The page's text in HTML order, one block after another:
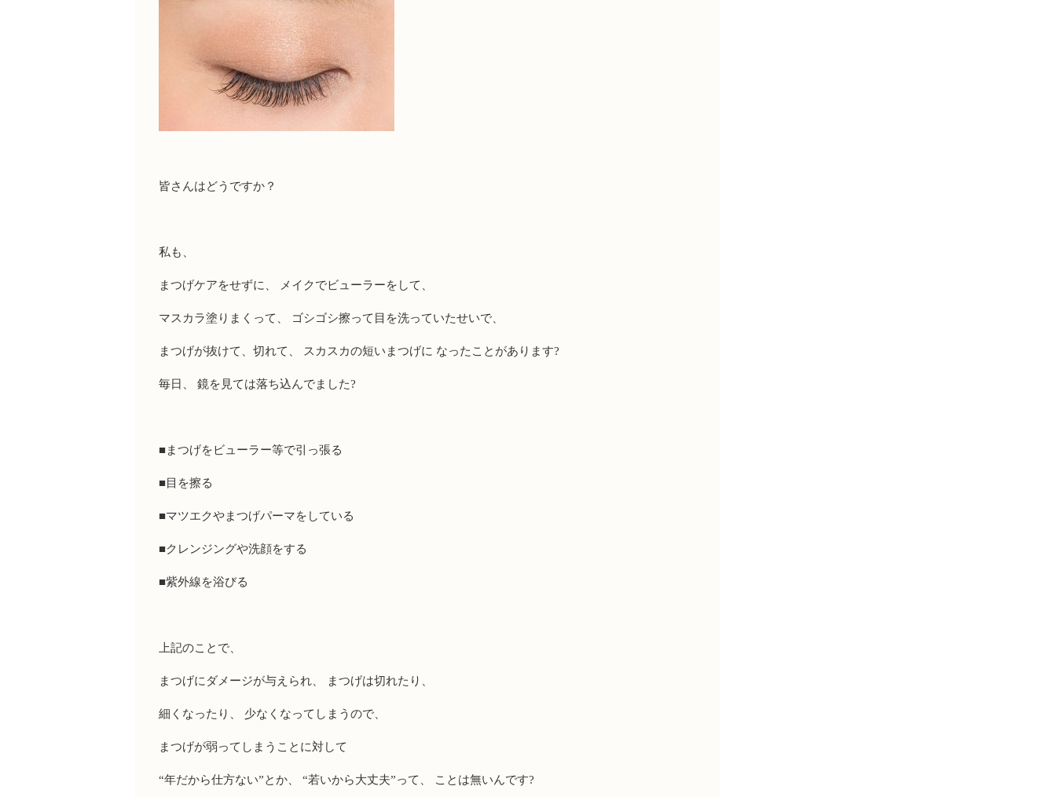
皆さんはどうですか？
私も、
まつげケアをせずに、 メイクでビューラーをして、
マスカラ塗りまくって、 ゴシゴシ擦って目を洗っていたせいで、
まつげが抜けて、切れて、 スカスカの短いまつげに なったことがあります?
毎日、 鏡を見ては落ち込んでました?
■まつげをビューラー等で引っ張る
■目を擦る
■マツエクやまつげパーマをしている
■クレンジングや洗顔をする
■紫外線を浴びる
上記のことで、
まつげにダメージが与えられ、 まつげは切れたり、
細くなったり、 少なくなってしまうので、
まつげが弱ってしまうことに対して
“年だから仕方ない”とか、 “若いから大丈夫”って、 ことは無いんです?